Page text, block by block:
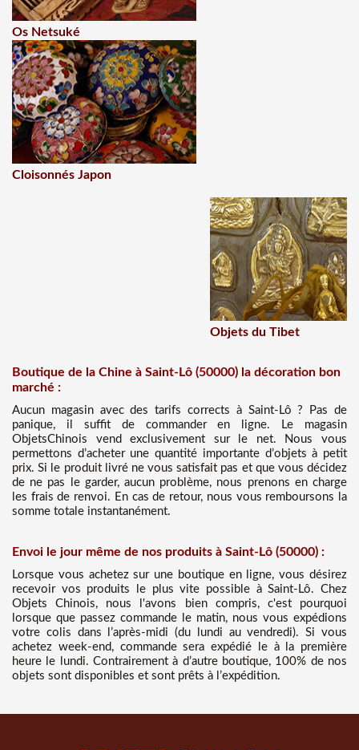
Os Netsuké
Cloisonnés Japon
Objets du Tibet
Boutique de la Chine à Saint-Lô (50000) la décoration bon
marché :
Aucun magasin avec des tarifs corrects à Saint-Lô ? Pas de
panique, il suffit de commander en ligne. Le magasin
ObjetsChinois vend exclusivement sur le net. Nous vous
permettons d’acheter une quantité importante d’objets à petit
prix. Si le produit livré ne vous satisfait pas et que vous décidez
de ne pas le garder, aucun problème, nous prenons en charge
les frais de renvoi. En cas de retour, nous vous remboursons la
somme totale instantanément.
Envoi le jour même de nos produits à Saint-Lô (50000) :
Lorsque vous achetez sur une boutique en ligne, vous désirez
recevoir vos produits le plus vite possible à Saint-Lô. Chez
Objets Chinois, nous l'avons bien compris, c'est pourquoi
lorsque que passez commande le matin, nous vous expédions
votre colis dans l’après-midi (du lundi au vendredi). Si vous
achetez week-end, commande sera expédié le à la première
heure le lundi. Contrairement à d’autre boutique, 100% de nos
objets sont disponibles et sont prêts à l’expédition.